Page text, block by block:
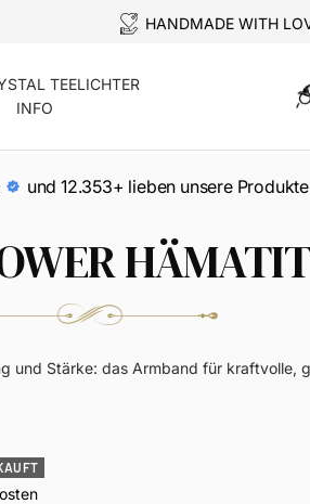
HANDMADE WITH
TEELICHTER
INFO
und 12.353+ lieben unsere Produkte
und Stärke: das Armband für kraftvolle,